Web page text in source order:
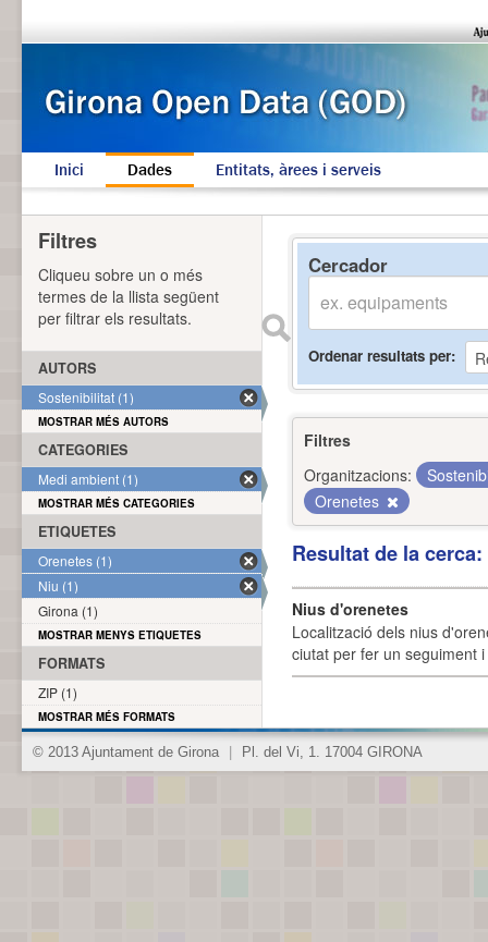
Inici Dades Entitats, àrees i serveis
Cercador
Ordenar resultats per
Filtres
Organitzacions:
Orenetes
Resultat de la
Nius d'orenetes
Localització dels nius
ciutat per fer un seguiment
Filtres
Cliqueu sobre un o més
termes de la llista següent
per filtrar els resultats.
AUTORS
Sostenibilitat (1)
MOSTRAR MÉS AUTORS
CATEGORIES
Medi ambient (1)
MOSTRAR MÉS CATEGORIES
ETIQUETES
Orenetes (1)
Niu (1)
Girona (1)
MOSTRAR MENYS ETIQUETES
FORMATS
ZIP (1)
MOSTRAR MÉS FORMATS
© 2013 Ajuntament de Girona Pl. del Vi, 1. 17004 GIRONA